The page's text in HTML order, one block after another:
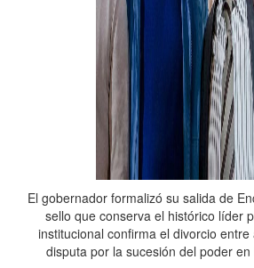
El gobernador formalizó su salida de
sello que conserva el histórico líder
institucional confirma el divorcio
disputa por la sucesión del poder